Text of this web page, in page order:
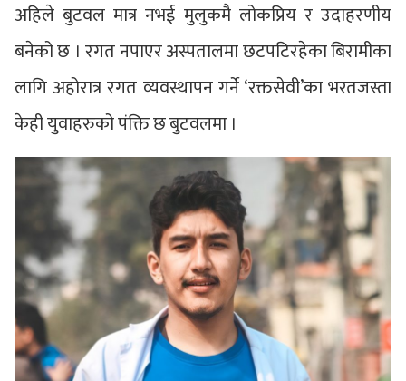
अहिले बुटवल मात्र नभई मुलुकमै लोकप्रिय र उदाहरणीय
बनेको छ । रगत नपाएर अस्पतालमा छटपटिरहेका बिरामीका
लागि अहोरात्र रगत व्यवस्थापन गर्ने ‘रक्तसेवी’का भरतजस्ता
केही युवाहरुको पंक्ति छ बुटवलमा ।